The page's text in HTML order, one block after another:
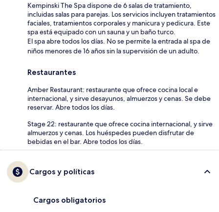
Kempinski The Spa dispone de 6 salas de tratamiento,
incluidas salas para parejas. Los servicios incluyen tratamientos
faciales, tratamientos corporales y manicura y pedicura. Este
spa está equipado con un sauna y un baño turco.
El spa abre todos los días. No se permite la entrada al spa de
niños menores de 16 años sin la supervisión de un adulto.
Restaurantes
Amber Restaurant: restaurante que ofrece cocina local e
internacional, y sirve desayunos, almuerzos y cenas. Se debe
reservar. Abre todos los días.
Stage 22: restaurante que ofrece cocina internacional, y sirve
almuerzos y cenas. Los huéspedes pueden disfrutar de
bebidas en el bar. Abre todos los días.
Cargos y políticas
Cargos obligatorios